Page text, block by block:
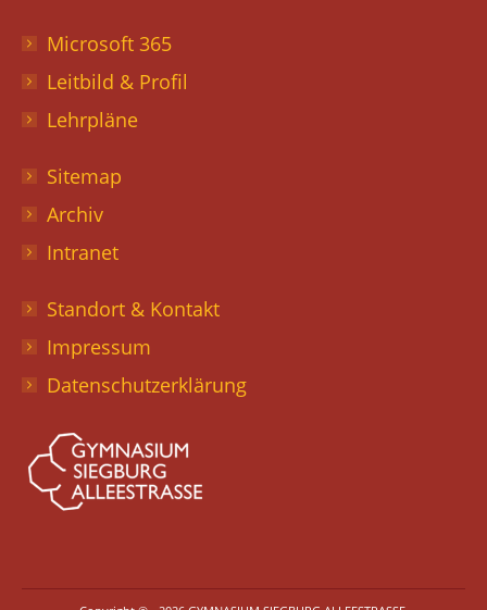
Microsoft 365
Leitbild & Profil
Lehrpläne
Sitemap
Archiv
Intranet
Standort & Kontakt
Impressum
Datenschutzerklärung